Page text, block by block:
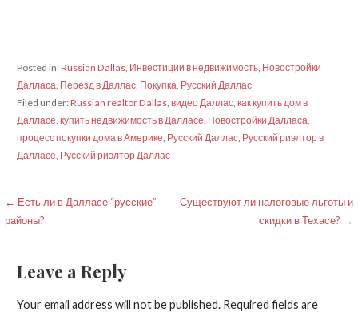
Posted in:Russian Dallas, Инвестиции в недвижимость, Новостройки
Далласа Перезд в Даллас, Покупка Русский Даллас
Filed under:Russian realtor Dallas, видео Даллас, как купить дом в
Далласе купить недвижимость в Далласе Новостройки Далласа
процесс покупки дома в Америке Русский Даллас, Русский риэлтор в
Далласе Русский риэлтор Даллас
Post
navigation
← Есть ли в Далласе “русские”
районы?
Существуют ли налоговые льготы и
скидки в Техасе? →
Leave a Reply
Your email address will not be published. Required fields are